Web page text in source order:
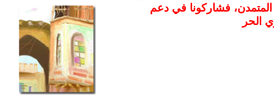
المتمدن، فشاركونا في دعم
الحر